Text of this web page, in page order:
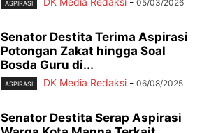
ASPIRASI 05/03/2026
Senator Destita Terima Aspirasi
Potongan Zakat hingga Soal
Bosda Guru di...
ASPIRASI DK Media Redaksi - 06/08/2025
Senator Destita Serap Aspirasi